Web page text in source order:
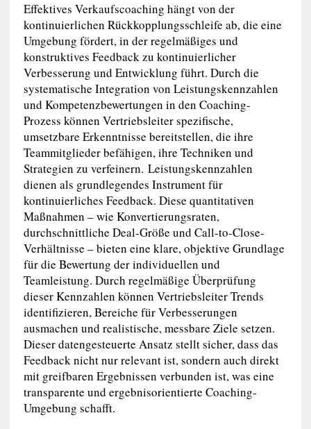
Effektives Verkaufscoaching hängt von der
kontinuierlichen Rückkopplungsschleife ab, die eine
Umgebung fördert, in der regelmäßiges und
konstruktives Feedback zu kontinuierlicher
Verbesserung und Entwicklung führt. Durch die
systematische Integration von Leistungskennzahlen
und Kompetenzbewertungen in den Coaching-
Prozess können Vertriebsleiter spezifische,
umsetzbare Erkenntnisse bereitstellen, die ihre
Teammitglieder befähigen, ihre Techniken und
Strategien zu verfeinern. Leistungskennzahlen
dienen als grundlegendes Instrument für
kontinuierliches Feedback. Diese quantitativen
Maßnahmen – wie Konvertierungsraten,
durchschnittliche Deal-Größe und Call-to-Close-
Verhältnisse – bieten eine klare, objektive Grundlage
für die Bewertung der individuellen und
Teamleistung. Durch regelmäßige Überprüfung
dieser Kennzahlen können Vertriebsleiter Trends
identifizieren, Bereiche für Verbesserungen
ausmachen und realistische, messbare Ziele setzen.
Dieser datengesteuerte Ansatz stellt sicher, dass das
Feedback nicht nur relevant ist, sondern auch direkt
mit greifbaren Ergebnissen verbunden ist, was eine
transparente und ergebnisorientierte Coaching-
Umgebung schafft.